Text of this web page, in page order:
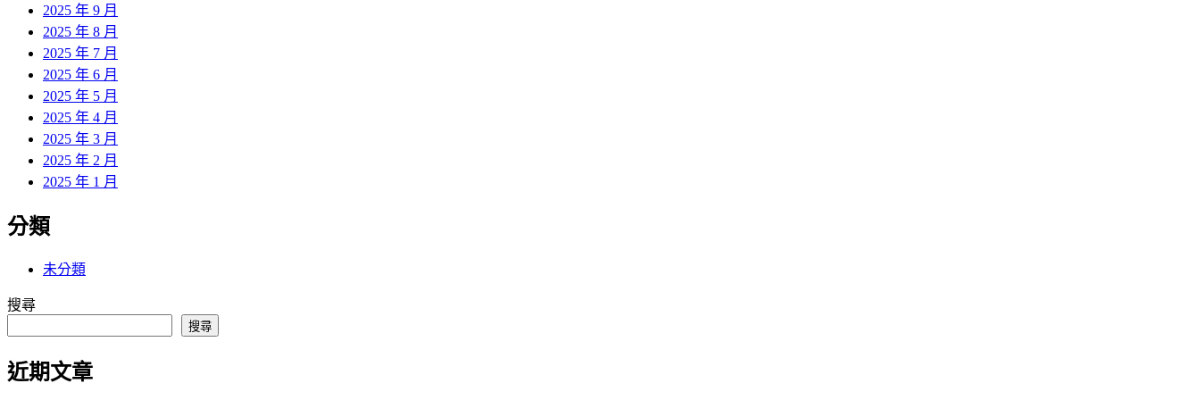
2025 年 9 月
2025 年 8 月
2025 年 7 月
2025 年 6 月
2025 年 5 月
2025 年 4 月
2025 年 3 月
2025 年 2 月
2025 年 1 月
分類
未分類
搜尋
搜尋
近期文章